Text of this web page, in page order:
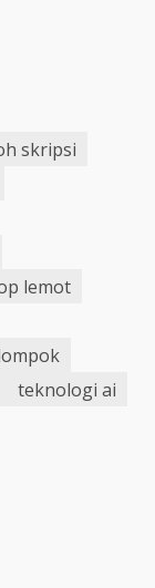
skripsi
lemot
teknologi ai